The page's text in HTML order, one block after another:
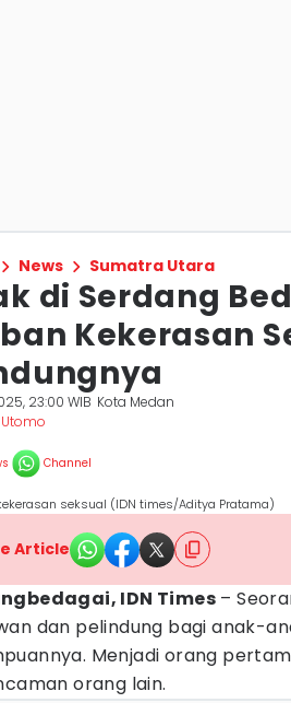
News Sumatra Utara
di Serdang
Kekerasan
23:00 WIB Kota Medan
Channel
seksual (IDN times/Aditya Pratama)
Article
IDN Times –
dan pelindung bagi anak-
Menjadi orang
orang lain.